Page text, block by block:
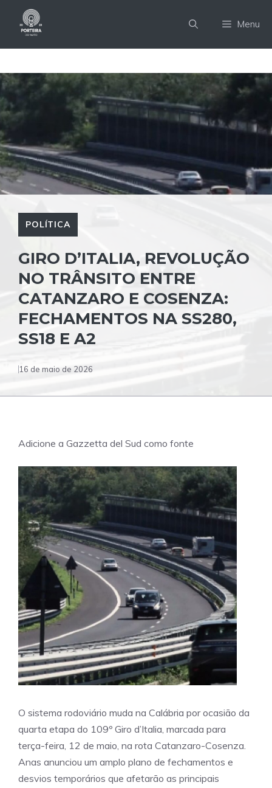
Menu
POLÍTICA
GIRO D’ITALIA, REVOLUÇÃO
NO TRÂNSITO ENTRE
CATANZARO E COSENZA:
FECHAMENTOS NA SS280,
SS18 E A2
16 de maio de 2026
Adicione a Gazzetta del Sud como fonte
O sistema rodoviário muda na Calábria por ocasião da
quarta etapa do 109º Giro d’Italia, marcada para
terça-feira, 12 de maio, na rota Catanzaro-Cosenza.
Anas anunciou um amplo plano de fechamentos e
desvios temporários que afetarão as principais